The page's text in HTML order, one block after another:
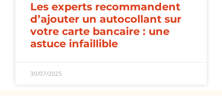
Les experts recommandent
d’ajouter un autocollant sur
votre carte bancaire : une
astuce infaillible
30/07/2025